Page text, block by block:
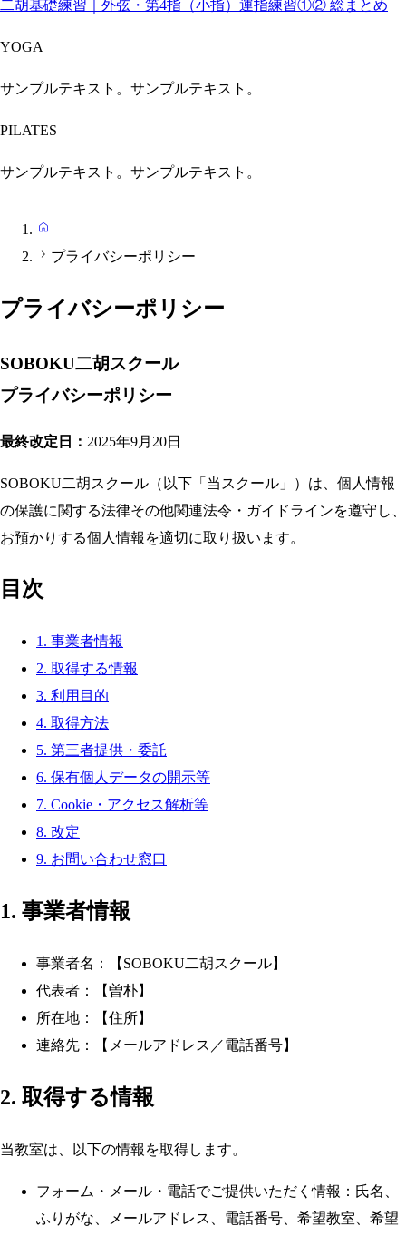
二胡基礎練習｜外弦・第4指（小指）運指練習①② 総まとめ
YOGA
サンプルテキスト。サンプルテキスト。
PILATES
サンプルテキスト。サンプルテキスト。
プライバシーポリシー
プライバシーポリシー
SOBOKU二胡スクール
プライバシーポリシー
最終改定日： 2025年9月20日
SOBOKU二胡スクール（以下「当スクール」）は、個人情報
の保護に関する法律その他関連法令・ガイドラインを遵守し、
お預かりする個人情報を適切に取り扱います。
目次
1. 事業者情報
2. 取得する情報
3. 利用目的
4. 取得方法
5. 第三者提供・委託
6. 保有個人データの開示等
7. Cookie・アクセス解析等
8. 改定
9. お問い合わせ窓口
1. 事業者情報
事業者名：【SOBOKU二胡スクール】
代表者：【曽朴】
所在地：【住所】
連絡先：【メールアドレス／電話番号】
2. 取得する情報
当教室は、以下の情報を取得します。
フォーム・メール・電話でご提供いただく情報：氏名、
ふりがな、メールアドレス、電話番号、希望教室、希望